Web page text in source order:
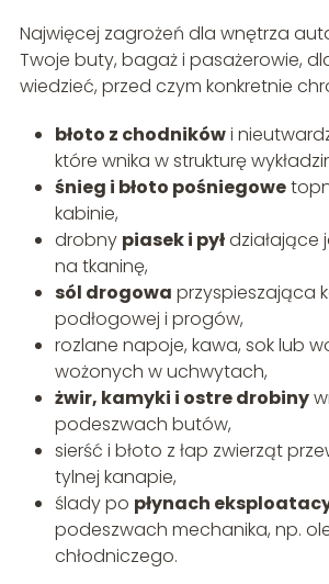
Najwięcej zagrożeń dla wnętrza
Twoje buty, bagaż i pasażerowie,
wiedzieć, przed czym konkretnie
błoto z chodnikówi
które wnika w strukturę
śnieg i błoto pośniegowe
kabinie,
drobny piasek i pyłdziałające
na tkaninę,
sól drogowa przyspieszająca
podłogowej i progów,
rozlane napoje, kawa, sok lub
wożonych w uchwytach,
żwir, kamyki i ostre drobiny
podeszwach butów,
sierść i błoto z łap zwierząt
tylnej kanapie,
ślady po płynach
podeszwach mechanika, np.
chłodniczego.